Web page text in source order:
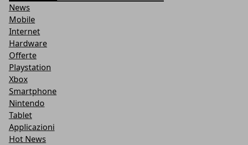
News
Mobile
Internet
Hardware
Offerte
Playstation
Xbox
Smartphone
Nintendo
Tablet
Applicazioni
Hot News